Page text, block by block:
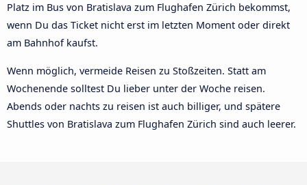
Platz im Bus von Bratislava zum Flughafen Zürich bekommst,
wenn Du das Ticket nicht erst im letzten Moment oder direkt
am Bahnhof kaufst.
Wenn möglich, vermeide Reisen zu Stoßzeiten. Statt am
Wochenende solltest Du lieber unter der Woche reisen.
Abends oder nachts zu reisen ist auch billiger, und spätere
Shuttles von Bratislava zum Flughafen Zürich sind auch leerer.